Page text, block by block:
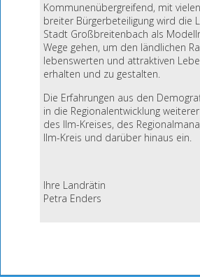
Kommunenübergreifend, mit
breiter Bürgerbeteiligung wird die
Stadt Großbreitenbach als
Wege gehen, um den ländlichen
lebenswerten und attraktiven
erhalten und zu gestalten.
Die Erfahrungen aus den
in die Regionalentwicklung
des Ilm-Kreises, des
Ilm-Kreis und darüber hinaus ein.
Ihre Landrätin
Petra Enders